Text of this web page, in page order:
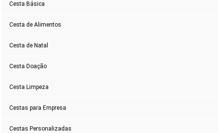
Cesta Básica
Cesta de Alimentos
Cesta de Natal
Cesta Doação
Cesta Limpeza
Cestas para Empresa
Cestas Personalizadas